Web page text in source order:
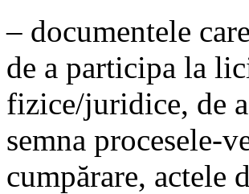
– documentele
de a participa la
fizice/juridice, de
semna procesele-
cumpărare, actele